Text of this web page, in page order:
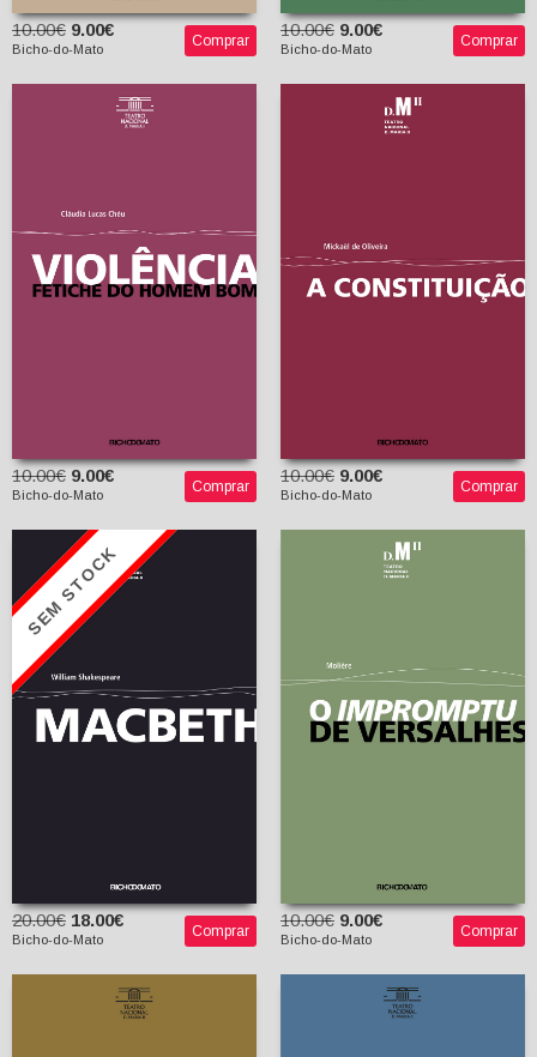
10.00€ 9.00€
Bicho-do-Mato Comprar
10.00€ 9.00€
Bicho-do-Mato Comprar
Violência – Fetiche Do
Homem Bom (seguida
De Uma
Discoperformance)s
Cláudia Lucas Chéu
10.00€ 9.00€
Bicho-do-Mato Comprar
10.00€ 9.00€
Bicho-do-Mato Comprar
SEM STOCK
Manuel Bandeira
(tradutor)
20.00€ 18.00€
Bicho-do-Mato Comprar
João Paulo Esteves da
Silva (tradutor)
10.00€ 9.00€
Bicho-do-Mato Comprar